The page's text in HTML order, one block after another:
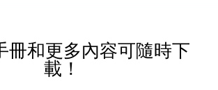
冊和更多內容可隨時下
載！